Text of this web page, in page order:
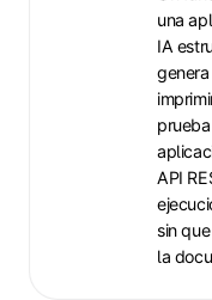
una
IA
API
sin
la
aplicaciones